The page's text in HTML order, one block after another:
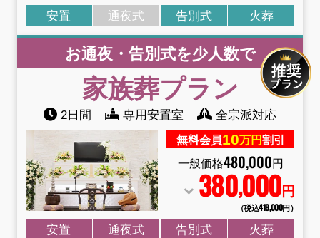
安置 通夜式 告別式 火葬
お通夜・告別式を少人数で
家族葬プラン
2日間 専用安置室 全宗派対応
無料会員10万円割引
一般価格480,000円
380,000円
（税込418,000円）
安置 通夜式 告別式 火葬